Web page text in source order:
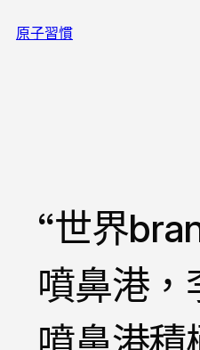
至原子習慣
“世界
噴鼻港，